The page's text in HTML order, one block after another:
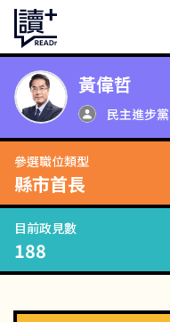
黃偉哲
民主進步黨
參選職位類型
縣市首長
目前政見數
188